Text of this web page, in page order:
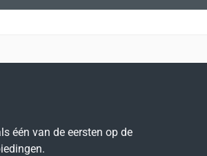
één van de eersten op de